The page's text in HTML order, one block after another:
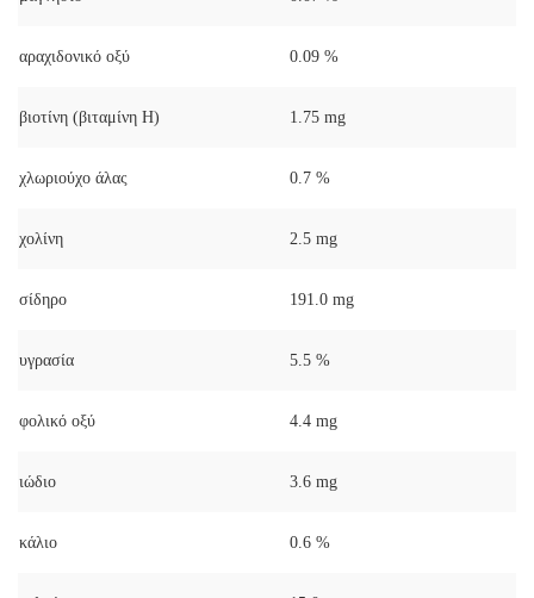
αραχιδονικό οξύ 0.09 %
βιοτίνη (βιταμίνη Η) 1.75 mg
χλωριούχο άλας 0.7 %
χολίνη 2.5 mg
σίδηρο 191.0 mg
υγρασία 5.5 %
φολικό οξύ 4.4 mg
ιώδιο 3.6 mg
κάλιο 0.6 %